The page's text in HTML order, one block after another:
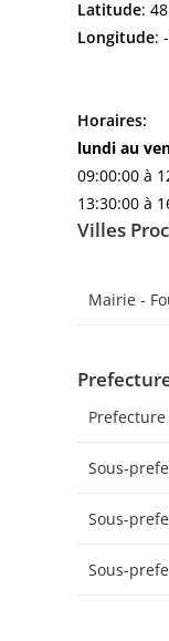
Latitude:
Longitude:
Horaires:
lundi au
09:00:00 à
13:30:00 à
Villes
Mairie -
Sous-
Sous-
Sous-